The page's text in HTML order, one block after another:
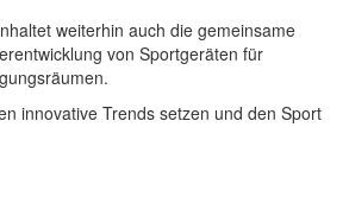
weiterhin auch die gemeinsame
von Sportgeräten für
innovative Trends setzen und den Sport